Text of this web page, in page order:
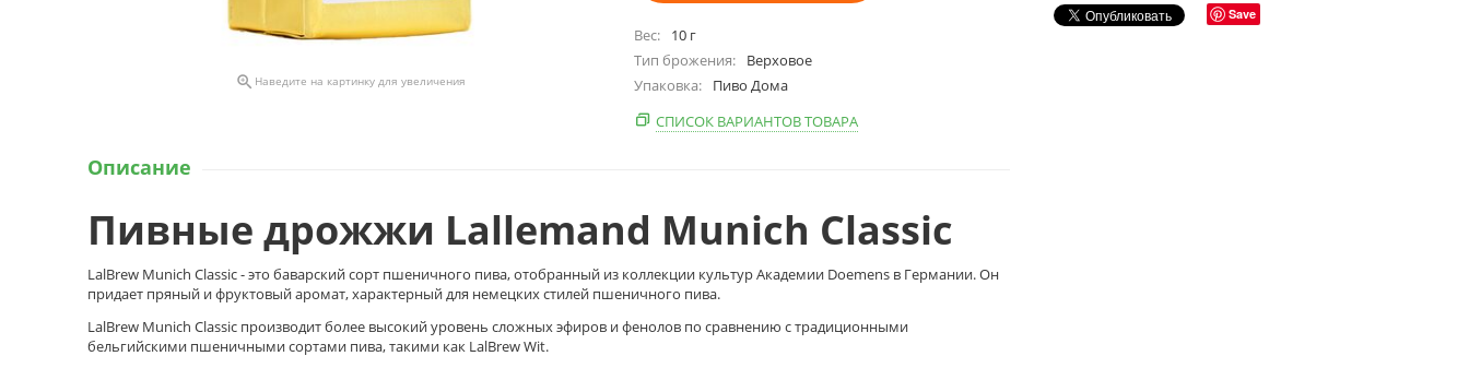
 Наведите на картинку для увеличения
Вес
10 г
Тип брожения
Верховое
Упаковка
Пиво Дома
СПИСОК ВАРИАНТОВ ТОВАРА
Save
Описание
Пивные дрожжи Lallemand Munich Classic
LalBrew Munich Classic - это баварский сорт пшеничного пива, отобранный из коллекции культур Академии Doemens в Германии. Он
придает пряный и фруктовый аромат, характерный для немецких стилей пшеничного пива.
LalBrew Munich Classic производит более высокий уровень сложных эфиров и фенолов по сравнению с традиционными
бельгийскими пшеничными сортами пива, такими как LalBrew Wit.